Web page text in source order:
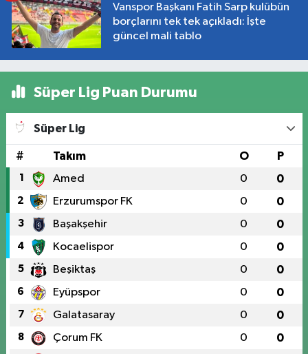
Vanspor Başkanı Fatih Sarp kulübün
borçlarını tek tek açıkladı: İşte
güncel mali tablo
Süper Lig Puan Durumu
Süper Lig
# Takım O P
1 Amed 0 0
2 Erzurumspor FK 0 0
3 Başakşehir 0 0
4 Kocaelispor 0 0
5 Beşiktaş 0 0
6 Eyüpspor 0 0
7 Galatasaray 0 0
8 Çorum FK 0 0